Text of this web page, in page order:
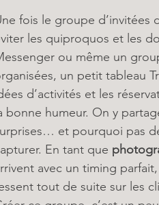
fois le groupe d’invitées
les quiproquos et les
ou même un
un petit tableau
d’activités et les
bonne humeur. On y
et pourquoi pas
En tant que
avec un timing
tout de suite sur les